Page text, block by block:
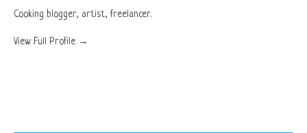
Cooking blogger, artist, freelancer.
View Full Profile →